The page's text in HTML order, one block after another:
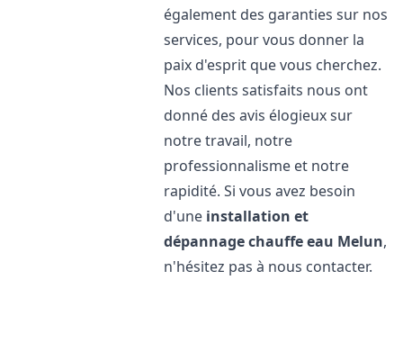
également des garanties sur nos
services, pour vous donner la
paix d'esprit que vous cherchez.
Nos clients satisfaits nous ont
donné des avis élogieux sur
notre travail, notre
professionnalisme et notre
rapidité. Si vous avez besoin
d'une installation et
dépannage chauffe eau Melun,
n'hésitez pas à nous contacter.